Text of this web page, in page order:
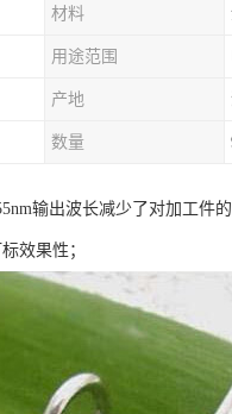
材料
用途范围
产地
数量
输出波长减少了对加工件
效果性；